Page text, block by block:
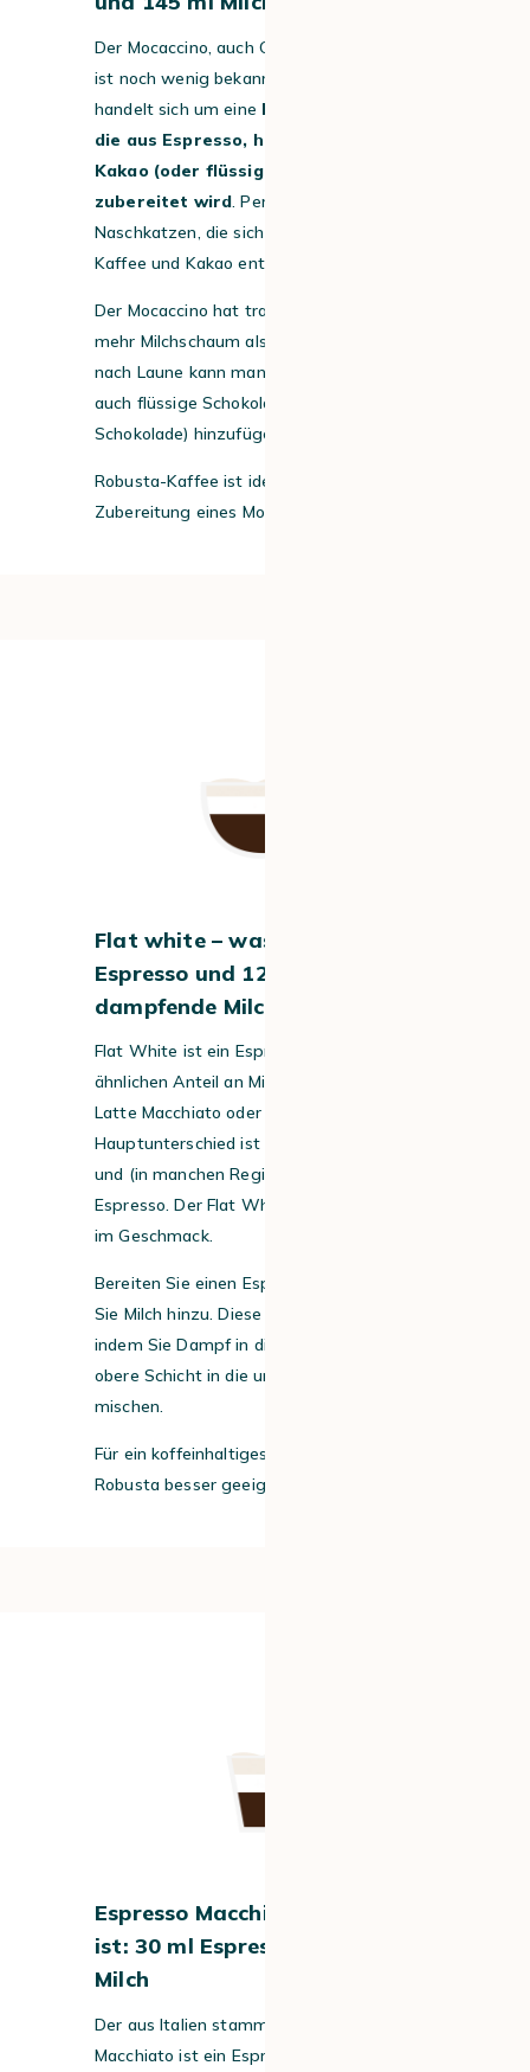
Der Mocaccino, auch Caffè mocha genannt,
ist noch wenig bekannt in Deutschland. Es
handelt sich um eine Kaffee-Variation,
die aus Espresso, heißer Milch und
Kakao (oder flüssiger Schokolade)
zubereitet wird . Perfekt für
Naschkatzen, die sich nicht zwischen
Kaffee und Kakao entscheiden können!
Der Mocaccino hat traditionell ein wenig
mehr Milchschaum als ein Cappuccino. Je
nach Laune kann man Kakaopulver oder
auch flüssige Schokolade (ja sogar weisse
Schokolade) hinzufügen.
Robusta-Kaffee ist ideal für die
Zubereitung eines Mocaccino.
Flat white – was drin ist: 60 ml
Espresso und 120 ml
dampfende Milch
Flat White ist ein Espresso mit einem
ähnlichen Anteil an Milchkaffee wie ein
Latte Macchiato oder Cappuccino. Der
Hauptunterschied ist die Textur der Milch
und (in manchen Regionen) die Anzahl der
Espresso. Der Flat White ist zudem stärker
im Geschmack.
Bereiten Sie einen Espresso zu und fügen
Sie Milch hinzu. Diese wird zubereitet,
indem Sie Dampf in die Milch leiten und die
obere Schicht in die unteren Schichten
mischen.
Für ein koffeinhaltiges Milchgetränk ist
Robusta besser geeignet als Arabica.
Espresso Macchiato – was drin
ist: 30 ml Espresso und 20 ml
Milch
Der aus Italien stammende Espresso
Macchiato ist ein Espresso, der mit einer